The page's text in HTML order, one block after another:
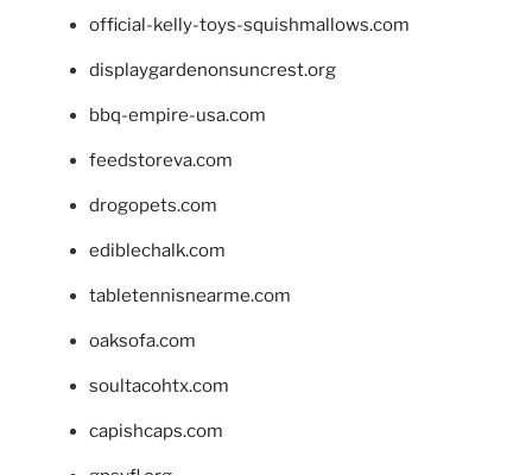
official-kelly-toys-squishmallows.com
displaygardenonsuncrest.org
bbq-empire-usa.com
feedstoreva.com
drogopets.com
ediblechalk.com
tabletennisnearme.com
oaksofa.com
soultacohtx.com
capishcaps.com